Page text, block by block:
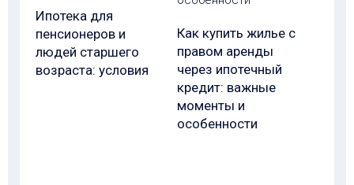
Ипотека для
пенсионеров и
людей старшего
возраста: условия
Как купить жилье с
правом аренды
через ипотечный
кредит: важные
моменты и
особенности